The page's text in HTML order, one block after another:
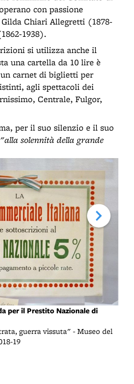
con passione
Chiari Allegretti (1878-
1938).
si utilizza anche il
una cartella da 10 lire è
carnet di biglietti per
agli spettacoli dei
Centrale, Fulgor,
per il suo silenzio e il suo
"alla solennità della grande
per il Prestito Nazionale di
guerra vissuta" - Museo del
19